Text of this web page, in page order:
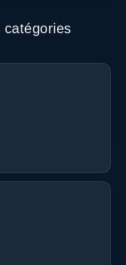
catégories